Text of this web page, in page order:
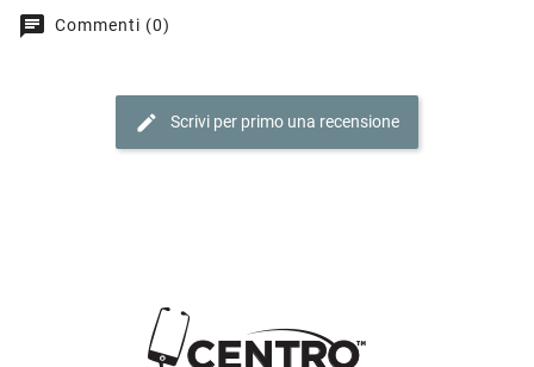
chat Commenti (0)
edit Scrivi per primo una recensione